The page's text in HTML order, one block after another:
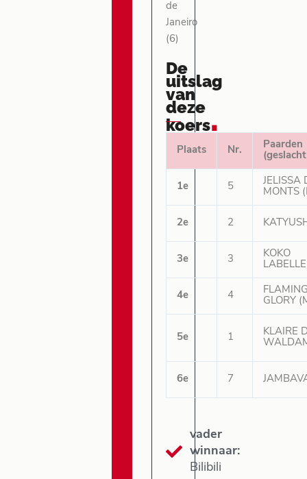
de
Janeiro
(6)
De
uitslag
van
deze
koers.
Plaats Nr.
Paarden
1e 5
JELISSA
MONTS
2e 2
3e 3
KOKO
4e 4
GLORY
5e 1
KLAIRE
6e 7
vader
winnaar:
Bilibili